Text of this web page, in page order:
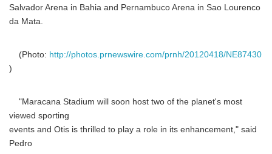
Salvador Arena in Bahia and Pernambuco Arena in Sao Lourenco
da Mata.
(Photo: http://photos.prnewswire.com/prnh/20120418/NE87430
)
"Maracana Stadium will soon host two of the planet's most
viewed sporting
events and Otis is thrilled to play a role in its enhancement," said
Pedro